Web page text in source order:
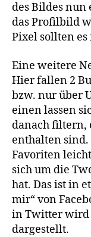
des Bildes
das Profilbild
Pixel sollten es
Eine weitere
Hier fallen 2
bzw. nur über
einen lassen
danach filtern,
enthalten
Favoriten
sich um die
hat. Das ist in
mir“ von
in Twitter wird
dargestellt.